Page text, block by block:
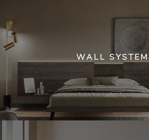
WALL SYSTEM